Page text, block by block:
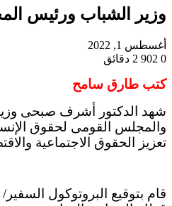
وزير الشباب ورئيس
أغسطس 1, 2022
0
2 دقائق
كتب طارق سامح
شهد الدكتور أشرف صبحى
والمجلس القومى لحقوق
تعزيز الحقوق الاجتماعية
قام بتوقيع البروتوكول